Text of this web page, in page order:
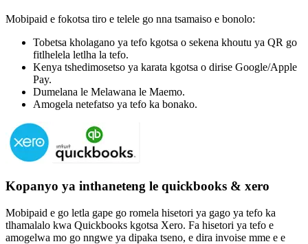
Mobipaid e fokotsa tiro e telele go nna tsamaiso e bonolo:
Tobetsa kholagano ya tefo kgotsa o sekena khoutu ya QR go
fitlhelela letlha la tefo.
Kenya tshedimosetso ya karata kgotsa o dirise Google/Apple
Pay.
Dumelana le Melawana le Maemo.
Amogela netefatso ya tefo ka bonako.
Kopanyo ya inthaneteng le quickbooks & xero
Mobipaid e go letla gape go romela hisetori ya gago ya tefo ka
tlhamalalo kwa Quickbooks kgotsa Xero. Fa hisetori ya tefo e
amogelwa mo go nngwe ya dipaka tseno, e dira invoise mme e e